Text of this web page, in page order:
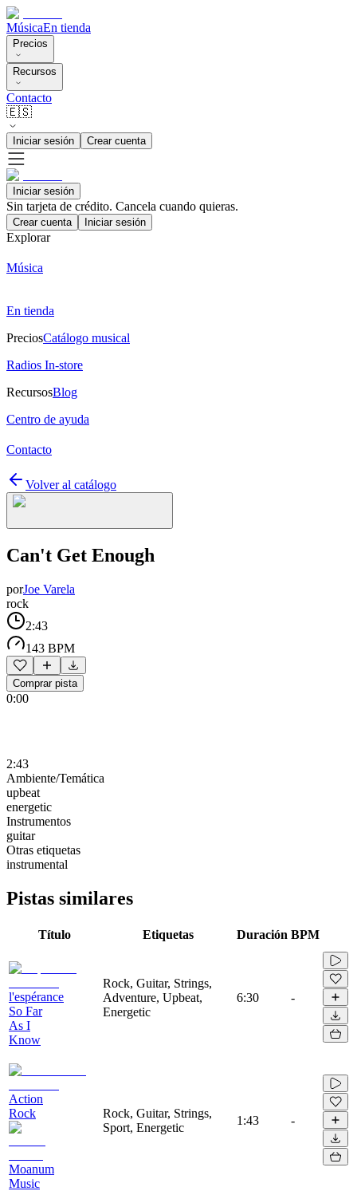
MúsicaEn tienda
Precios
Recursos
Contacto
🇪🇸
Iniciar sesión Crear cuenta
Iniciar sesión
Sin tarjeta de crédito. Cancela cuando quieras.
Crear cuenta Iniciar sesión
Explorar
Música
En tienda
PreciosCatálogo musical
Radios In-store
RecursosBlog
Centro de ayuda
Contacto
Volver al catálogo
Can't Get Enough
porJoe Varela
rock
2:43
143 BPM
Comprar pista
0:00
2:43
Ambiente/Temática
upbeat
energetic
Instrumentos
guitar
Otras etiquetas
instrumental
Pistas similares
Título Etiquetas Duración BPM
l'espérance
So Far
As I
Know
Rock, Guitar, Strings,
Adventure, Upbeat,
Energetic
6:30 -
Action
Rock
Moanum
Music
Rock, Guitar, Strings,
Sport, Energetic
1:43 -